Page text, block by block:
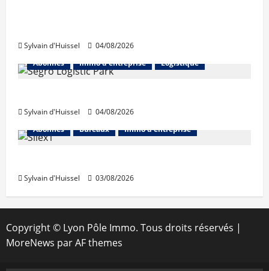
Sylvain d'Huissel
04/08/2026
Abonnés
Immo d'entreprise Logistique
Sylvain d'Huissel
04/08/2026
Abonnés
Bureaux Immo d'entreprise
Sylvain d'Huissel 03/08/2026
Copyright © Lyon Pôle Immo. Tous droits réservés |
MoreNews par AF themes